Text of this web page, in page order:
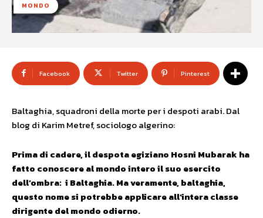
MONDO
Facebook Twitter Pinterest
Baltaghia, squadroni della morte per i despoti arabi. Dal
blog di Karim Metref, sociologo algerino:
Prima di cadere, il despota egiziano Hosni Mubarak ha
fatto conoscere al mondo intero il suo esercito
dell’ombra: i Baltaghia. Ma veramente, baltaghia,
questo nome si potrebbe applicare all’intera classe
dirigente del mondo odierno.